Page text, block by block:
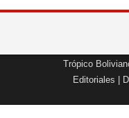
Trópico
Editoriales